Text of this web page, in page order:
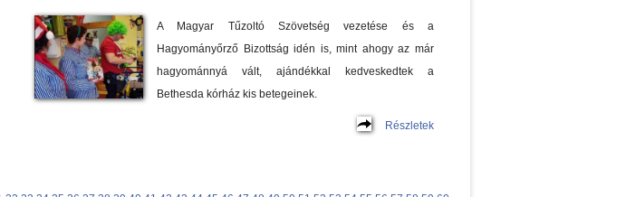
A Magyar Tűzoltó Szövetség vezetése és a
Hagyományőrző Bizottság idén is, mint ahogy az már
hagyománnyá vált, ajándékkal kedveskedtek a
Bethesda kórház kis betegeinek.
Részletek